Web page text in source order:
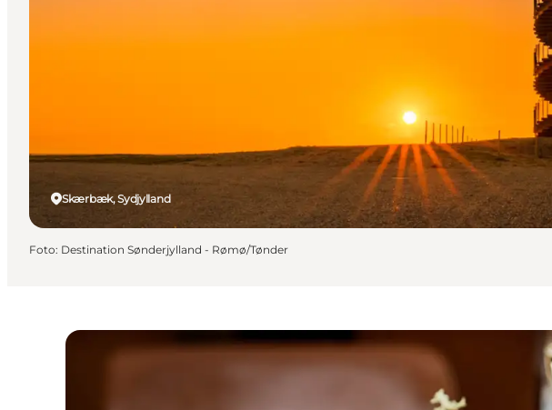
Skærbæk, Sydjylland
Foto: Destination Sønderjylland - Rømø/Tønder